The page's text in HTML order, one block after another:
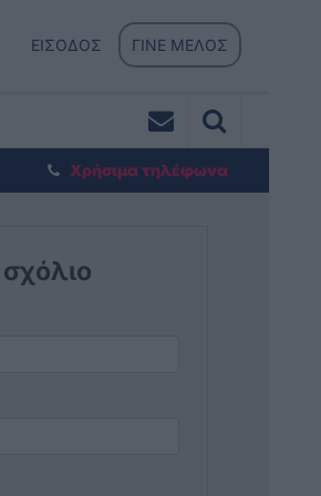
ΕΙΣΟΔΟΣ ΓΙΝΕ ΜΕΛΟΣ
Χρήσιμα τηλέφωνα